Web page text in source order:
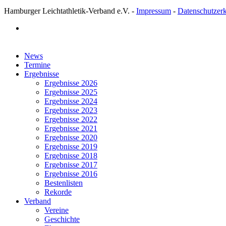
Hamburger Leichtathletik-Verband e.V. - Impressum -
Close
Menu
News
Termine
Ergebnisse
Ergebnisse 2026
Ergebnisse 2025
Ergebnisse 2024
Ergebnisse 2023
Ergebnisse 2022
Ergebnisse 2021
Ergebnisse 2020
Ergebnisse 2019
Ergebnisse 2018
Ergebnisse 2017
Ergebnisse 2016
Bestenlisten
Rekorde
Verband
Vereine
Geschichte